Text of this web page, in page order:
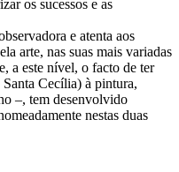
os sucessos e as
e atenta aos
arte, nas suas mais variadas
a este nível, o facto de ter
Cecília) à pintura,
–, tem desenvolvido
nestas duas